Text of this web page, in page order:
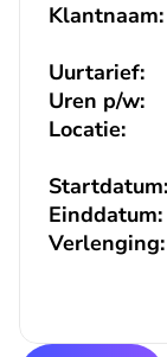
Klantnaam:
Uurtarief:
Uren p/w:
Locatie:
Verlenging:
Einddatum:
Startdatum: